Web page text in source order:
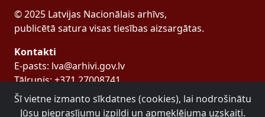
© 2025 Latvijas Nacionālais arhīvs,
publicētā satura visas tiesības aizsargātas.
Kontakti
E-pasts: lva@arhivi.gov.lv
Tālrunis: +371 27008741
Bezdelīgu 1A, Rīga
Latvijas Valsts arhīvs
Šī vietne izmanto sīkdatnes (cookies), lai nodrošinātu
Jūsu pieprasījumu izpildi un apmeklējuma uzskaiti.